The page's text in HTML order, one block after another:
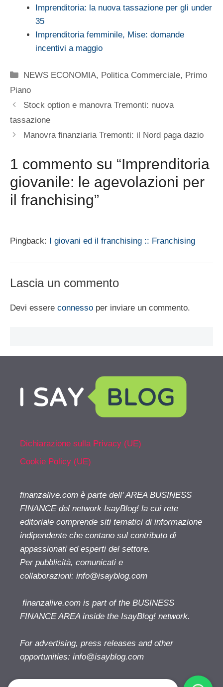
Imprenditoria: la nuova tassazione per gli under
35
Imprenditoria femminile, Mise: domande
incentivi a maggio
Categorie
NEWS ECONOMIA, Politica Commerciale, Primo
Piano
Stock option e manovra Tremonti: nuova
tassazione
Manovra finanziaria Tremonti: il Nord paga dazio
1 commento su “Imprenditoria
giovanile: le agevolazioni per
il franchising”
Pingback: I giovani ed il franchising :: Franchising
Lascia un commento
Devi essere connesso per inviare un commento.
Dichiarazione sulla Privacy (UE)
Cookie Policy (UE)
finanzalive.com è parte dell' AREA BUSINESS
FINANCE del network IsayBlog! la cui rete
editoriale comprende siti tematici di informazione
indipendente che contano sul contributo di
appassionati ed esperti del settore.
Per pubblicità, comunicati e
collaborazioni: info@isayblog.com
finanzalive.com is part of the BUSINESS
FINANCE AREA inside the IsayBlog! network.
For advertising, press releases and other
opportunities: info@isayblog.com